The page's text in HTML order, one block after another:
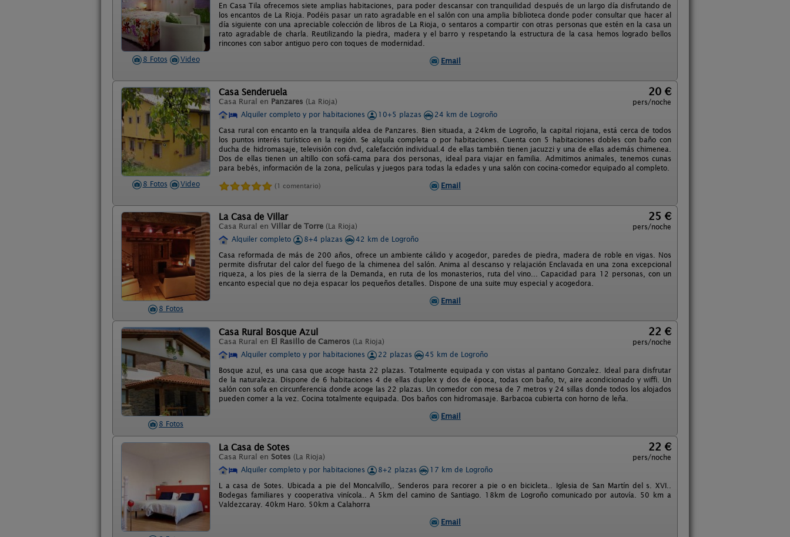
8 Fotos Video
En Casa Tila ofrecemos siete amplias habitaciones, para poder descansar con tranquilidad después de un largo día disfrutando de
los encantos de La Rioja. Podéis pasar un rato agradable en el salón con una amplia biblioteca donde poder consultar que hacer al
día siguiente con una apreciable colección de libros de La Rioja, o sentaros a compartir con otras personas que estén en la casa un
rato agradable de charla. Reutilizando la piedra, madera y el barro y respetando la estructura de la casa hemos logrado bellos
rincones con sabor antiguo pero con toques de modernidad.
Email
8 Fotos Video
Casa Senderuela
Casa Rural en Panzares (La Rioja)
20 €
pers/noche
Alquiler completo y por habitaciones
10+5 plazas
24 km de Logroño
Casa rural con encanto en la tranquila aldea de Panzares. Bien situada, a 24km de Logroño, la capital riojana, está cerca de todos
los puntos interés turístico en la región. Se alquila completa o por habitaciones. Cuenta con 5 habitaciones dobles con baño con
ducha de hidromasaje, televisión con dvd, calefacción individual.4 de ellas también tienen jacuzzi y una de ellas además chimenea.
Dos de ellas tienen un altillo con sofá-cama para dos personas, ideal para viajar en familia. Admitimos animales, tenemos cunas
para bebés, información de la zona, películas y juegos para todas la edades y una salón con cocina-comedor equipado al completo.
(1 comentario) Email
8 Fotos
La Casa de Villar
Casa Rural en Villar de Torre (La Rioja)
25 €
pers/noche
Alquiler completo
8+4 plazas
42 km de Logroño
Casa reformada de más de 200 años, ofrece un ambiente cálido y acogedor, paredes de piedra, madera de roble en vigas. Nos
permite disfrutar del calor del fuego de la chimenea del salón. Anima al descanso y relajación Enclavada en una zona excepcional
riqueza, a los pies de la sierra de la Demanda, en ruta de los monasterios, ruta del vino... Capacidad para 12 personas, con un
encanto especial que no deja espacar los pequeños detalles. Dispone de una suite muy especial y acogedora.
Email
8 Fotos
Casa Rural Bosque Azul
Casa Rural en El Rasillo de Cameros (La Rioja)
22 €
pers/noche
Alquiler completo y por habitaciones
22 plazas
45 km de Logroño
Bosque azul, es una casa que acoge hasta 22 plazas. Totalmente equipada y con vistas al pantano Gonzalez. Ideal para disfrutar
de la naturaleza. Dispone de 6 habitaciones 4 de ellas duplex y dos de época, todas con baño, tv, aire acondicionado y wiffi. Un
salón con sofa en circunferencia donde acoge las 22 plazas. Un comedor con mesa de 7 metros y 24 sillas donde todos los alojados
pueden comer a la vez. Cocina totalmente equipada. Dos baños con hidromasaje. Barbacoa cubierta con horno de leña.
Email
La Casa de Sotes
Casa Rural en Sotes (La Rioja)
22 €
pers/noche
Alquiler completo y por habitaciones
8+2 plazas
17 km de Logroño
L a casa de Sotes. Ubicada a pie del Moncalvillo,. Senderos para recorer a pie o en bicicleta.. Iglesia de San Martín del s. XVI..
Bodegas familiares y cooperativa vinícola.. A 5km del camino de Santiago. 18km de Logroño comunicado por autovía. 50 km a
Valdezcaray. 40km Haro. 50km a Calahorra
Email